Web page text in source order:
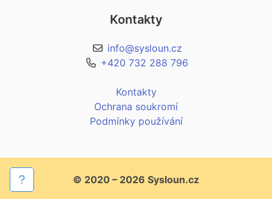
Kontakty
info@sysloun.cz
+420 732 288 796
Kontakty
Ochrana soukromí
Podmínky používání
© 2020 – 2026 Sysloun.cz